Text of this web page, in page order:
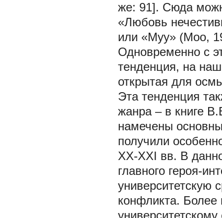
же: 91]. Сюда
«Любовь
или «Муу» (Moo,
Одновременно с
тенденция, на
открытая для
Эта тенденция
жанра – в книге
намечены
получили
XX-XXI вв. В
главного героя-
университетскую
конфликта. Более